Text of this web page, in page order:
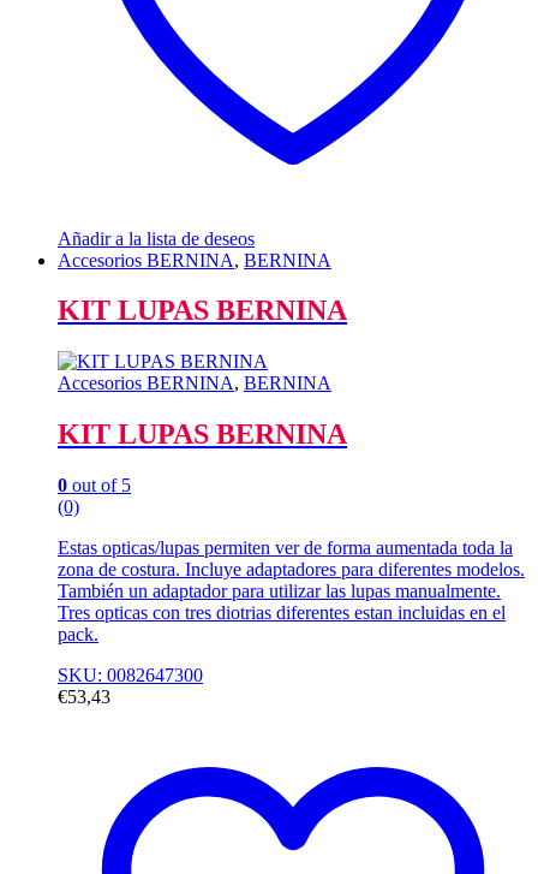
Añadir a la lista de deseos
Accesorios BERNINA, BERNINA
KIT LUPAS BERNINA
Accesorios BERNINA, BERNINA
KIT LUPAS BERNINA
0 out of 5
(0)
Estas opticas/lupas permiten ver de forma aumentada toda la
zona de costura. Incluye adaptadores para diferentes modelos.
También un adaptador para utilizar las lupas manualmente.
Tres opticas con tres diotrias diferentes estan incluidas en el
pack.
SKU: 0082647300
€53,43